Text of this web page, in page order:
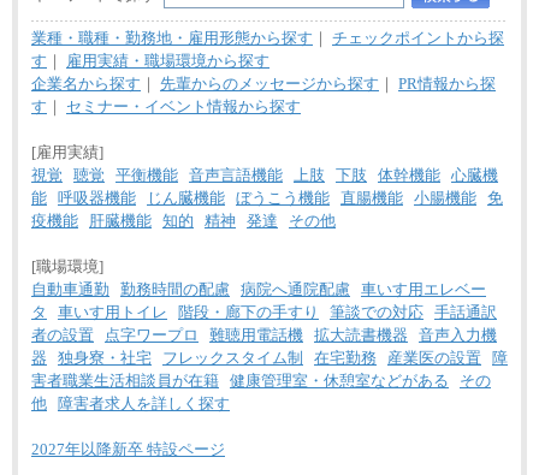
業種・職種・勤務地・雇用形態から探す ｜ チェックポイントから探
す ｜
雇用実績・職場環境から探す
企業名から探す ｜ 先輩からのメッセージから探す ｜ PR情報から探
す ｜ セミナー・イベント情報から探す
[雇用実績]
視覚
聴覚 平衡機能 音声言語機能 上肢 下肢 体幹機能 心臓機
能 呼吸器機能 じん臓機能 ぼうこう機能 直腸機能 小腸機能 免
疫機能
肝臓機能 知的 精神 発達 その他
[職場環境]
自動車通勤
勤務時間の配慮 病院へ通院配慮 車いす用エレベー
タ
車いす用トイレ 階段・廊下の手すり 筆談での対応 手話通訳
者の設置
点字ワープロ 難聴用電話機 拡大読書機器
音声入力機
器
独身寮・社宅 フレックスタイム制 在宅勤務 産業医の設置
障
害者職業生活相談員が在籍 健康管理室・休憩室などがある
その
他
障害者求人を詳しく探す
2027年以降新卒 特設ページ